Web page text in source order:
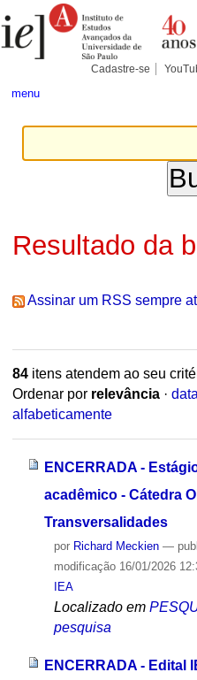
para
conteúdo.
Pessoais
Cadastre-se
menu
Resultado da
Assinar um RSS sempre
84itens atendem ao seu
Ordenar por relevância ·
alfabeticamente
ENCERRADA -
acadêmico - Cátedra
Transversalidades
por Richard Meckien —
modificação16/01/2026
IEA
Localizado em
pesquisa
ENCERRADA - Edital